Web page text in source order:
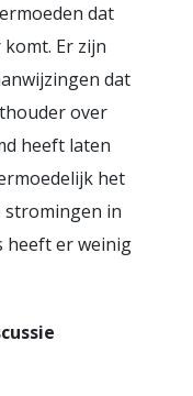
dat
Er zijn
dat
over
heeft laten
het
stromingen in
heeft er weinig